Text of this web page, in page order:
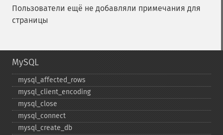
Пользователи ещё не добавляли примечания для
страницы
MySQL
mysql_​affected_​rows
mysql_​client_​encoding
mysql_​close
mysql_​connect
mysql_​create_​db